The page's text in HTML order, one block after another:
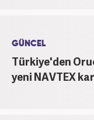
GÜNCEL
Türkiye'den
yeni NAVTEX